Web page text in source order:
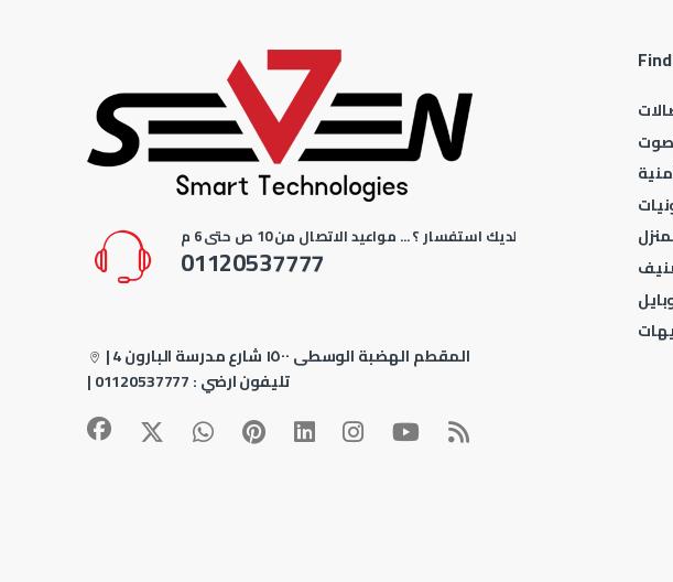
لديك استفسار ؟ ... مواعيد الاتصال من 10 ص حتى 6 م
01120537777
|
4 المقطم الهضبة الوسطى ١٥٠٠ شارع مدرسة البارون
| تليفون ارضي :01120537777